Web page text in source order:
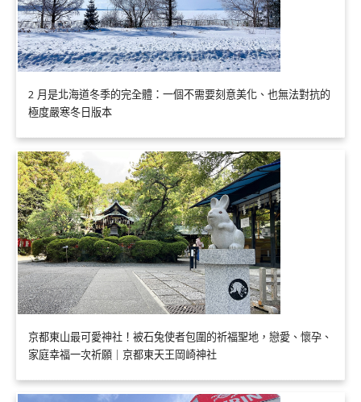
2 月是北海道冬季的完全體：一個不需要刻意美化、也無法對抗的
極度嚴寒冬日版本
京都東山最可愛神社！被石兔使者包圍的祈福聖地，戀愛、懷孕、
家庭幸福一次祈願｜京都東天王岡崎神社